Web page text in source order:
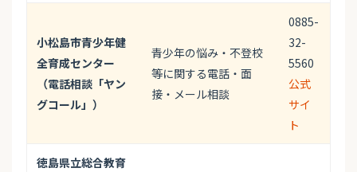
小松島市青少年健
全育成センター
（電話相談「ヤン
グコール」）
青少年の悩み・不登校
等に関する電話・面
接・メール相談
0885-
32-
5560
公式
サイ
ト
徳島県立総合教育